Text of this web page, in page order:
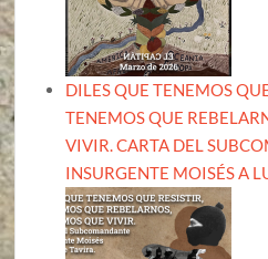
DILES QUE TENEMOS
TENEMOS QUE
VIVIR. CARTA DEL
INSURGENTE MOISÉS A